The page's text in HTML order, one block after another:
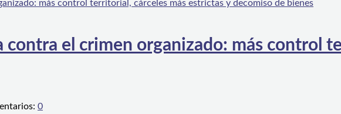
contra el crimen organizado: más control
0